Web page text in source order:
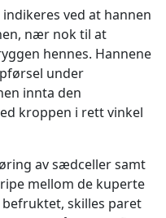
ved at hannen
nær nok til at
hennes. Hannene
under
innta den
kroppen i rett vinkel
av sædceller samt
mellom de kuperte
skilles paret